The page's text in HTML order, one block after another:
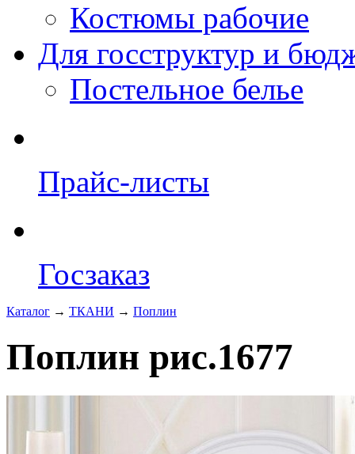
Костюмы рабочие
Для госструктур и
Постельное белье
Прайс-листы
Госзаказ
Каталог → ТКАНИ → Поплин
Поплин рис.1677